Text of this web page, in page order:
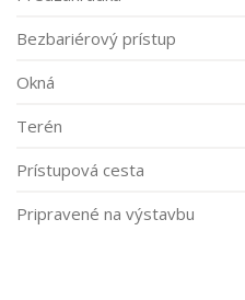
Bezbariérový prístup
Okná
Terén
Prístupová cesta
Pripravené na výstavbu